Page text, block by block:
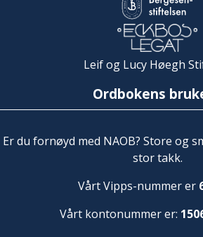
Leif og Lucy Høegh
Ordbokens
Er du fornøyd med NAOB? Store og
stor takk.
Vårt Vipps-nummer er
Vårt kontonummer er: